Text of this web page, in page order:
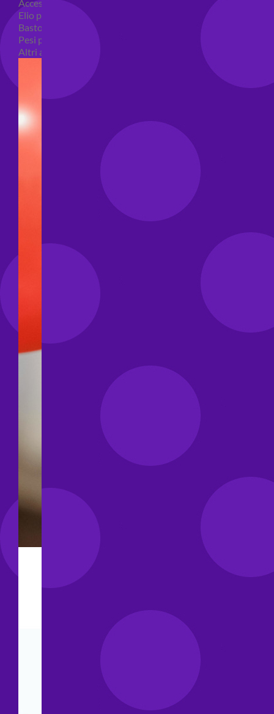
Accessori e Attrezzatura palloncini
Elio per palloncini
Bastoncini per palloncini
Pesi per palloncini
Altri accessori palloncini